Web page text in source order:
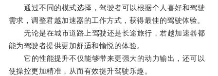
通过不同的模式选择，驾驶者可以根据个人喜好和驾驶
需求，调整君越加速器的工作方式，获得最佳的驾驶体验。
无论是在城市道路上驾驶还是长途旅行，君越加速器都
能为驾驶者提供更加舒适和愉悦的体验。
它的性能提升不仅能够带来更强大的动力输出，还可以
使操控更加精准，从而有效提升驾驶乐趣。